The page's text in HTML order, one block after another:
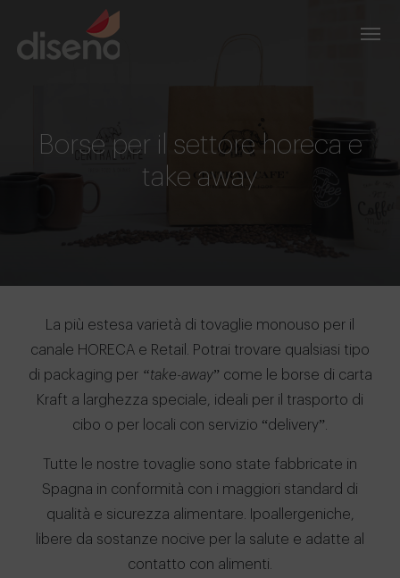
Borse per il settore horeca e
take away
La più estesa varietà di tovaglie monouso per il
canale HORECA e Retail. Potrai trovare qualsiasi tipo
di packaging per“take-away” come le borse di carta
Kraft a larghezza speciale, ideali per il trasporto di
cibo o per locali con servizio “delivery”.
Tutte le nostre tovaglie sono state fabbricate in
Spagna in conformità con i maggiori standard di
qualità e sicurezza alimentare. Ipoallergeniche,
libere da sostanze nocive per la salute e adatte al
contatto con alimenti.